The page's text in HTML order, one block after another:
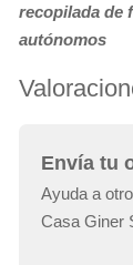
recopilada de
autónomos
Envía tu
Ayuda a
Casa Giner